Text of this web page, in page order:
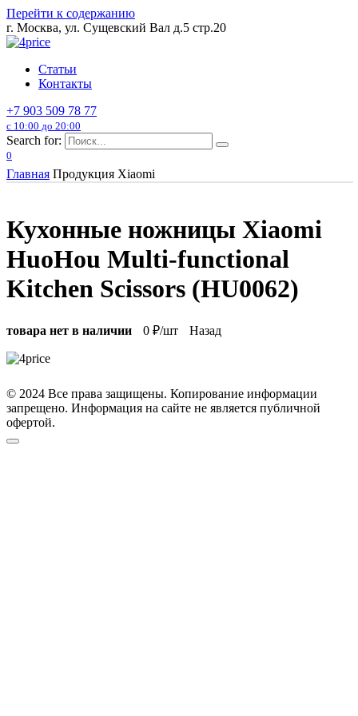
Перейти к содержанию
г. Москва, ул. Сущевский Вал д.5 стр.20
Статьи
Контакты
+7 903 509 78 77
с 10:00 до 20:00
Search for:
0
Главная Продукция Xiaomi
Кухонные ножницы Xiaomi
HuoHou Multi-functional
Kitchen Scissors (HU0062)
товара нет в наличии 0 ₽/шт Назад
© 2024 Все права защищены. Копирование информации
запрещено. Информация на сайте не является публичной
офертой.